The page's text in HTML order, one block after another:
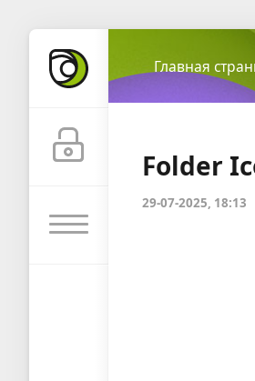
Главная
Folder
29-07-2025, 18:13